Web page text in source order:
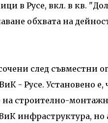
в Русе, вкл. в кв.
обхвата на
след съвместни
- Русе. Установено е,
строително-
инфраструктура, но